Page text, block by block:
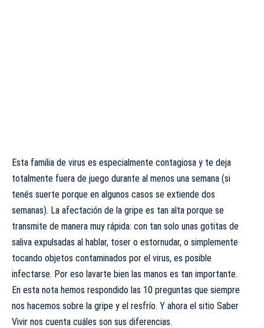
Esta familia de virus es especialmente contagiosa y te deja
totalmente fuera de juego durante al menos una semana (si
tenés suerte porque en algunos casos se extiende dos
semanas). La afectación de la gripe es tan alta porque se
transmite de manera muy rápida: con tan solo unas gotitas de
saliva expulsadas al hablar, toser o estornudar, o simplemente
tocando objetos contaminados por el virus, es posible
infectarse. Por eso lavarte bien las manos es tan importante.
En esta nota hemos respondido las 10 preguntas que siempre
nos hacemos sobre la gripe y el resfrío. Y ahora el sitio Saber
Vivir nos cuenta cuáles son sus diferencias.